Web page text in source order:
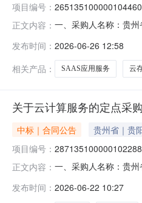
项目编号：
正文内容： 一、采购人名称：贵
总价(元)1中国移动-信
发布时间： 2026-06-26 12:58
相关产品：
SAAS应用服务 云
关于云计算服务的定点采
中标｜合同公告 贵州省｜贵
项目编号：
正文内容： 一、采购人名称：贵
总价(元)1中国移动-信
发布时间： 2026-06-22 10:27